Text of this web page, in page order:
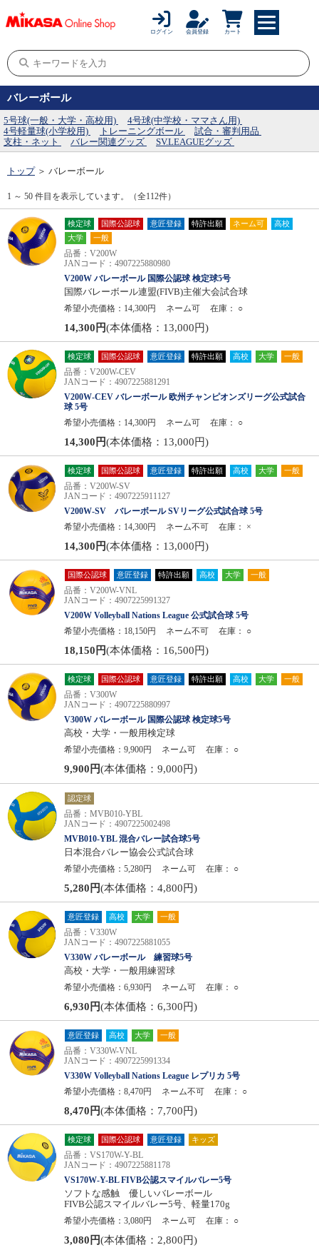
ログイン 会員登録 カート
バレーボール
5号球(一般・大学・高校用)
4号球(中学校・ママさん用)
4号軽量球(小学校用)
トレーニングボール
試合・審判用品
支柱・ネット
バレー関連グッズ SV.LEAGUEグッズ
トップ ＞ バレーボール
1 ～ 50 件目を表示しています。（全112件）
検定球 国際公認球 意匠登録 特許出願 ネーム可
高校
大学
一般
品番：V200W
JANコード：4907225880980
V200W バレーボール 国際公認球 検定球5号
国際バレーボール連盟(FIVB)主催大会試合球
希望小売価格：14,300円
ネーム可 在庫： ○
14,300円(本体価格：13,000円)
検定球 国際公認球 意匠登録 特許出願 高校 大学 一般
品番：V200W-CEV
JANコード：4907225881291
V200W-CEV バレーボール 欧州チャンピオンズリーグ公式試合
球 5号
希望小売価格：14,300円
ネーム可 在庫： ○
14,300円(本体価格：13,000円)
検定球 国際公認球 意匠登録 特許出願 高校 大学 一般
品番：V200W-SV
JANコード：4907225911127
V200W-SV バレーボール SVリーグ公式試合球 5号
希望小売価格：14,300円
ネーム不可 在庫： ×
14,300円(本体価格：13,000円)
国際公認球 意匠登録 特許出願 高校 大学 一般
品番：V200W-VNL
JANコード：4907225991327
V200W Volleyball Nations League 公式試合球 5号
希望小売価格：18,150円
ネーム不可 在庫： ○
18,150円(本体価格：16,500円)
検定球 国際公認球 意匠登録 特許出願 高校 大学 一般
品番：V300W
JANコード：4907225880997
V300W バレーボール 国際公認球 検定球5号
高校・大学・一般用検定球
希望小売価格：9,900円
ネーム可 在庫： ○
9,900円(本体価格：9,000円)
認定球
品番：MVB010-YBL
JANコード：4907225002498
MVB010-YBL 混合バレー試合球5号
日本混合バレー協会公式試合球
希望小売価格：5,280円
ネーム可 在庫： ○
5,280円(本体価格：4,800円)
意匠登録 高校 大学 一般
品番：V330W
JANコード：4907225881055
V330W バレーボール 練習球5号
高校・大学・一般用練習球
希望小売価格：6,930円
ネーム可 在庫： ○
6,930円(本体価格：6,300円)
意匠登録 高校 大学 一般
品番：V330W-VNL
JANコード：4907225991334
V330W Volleyball Nations League レプリカ 5号
希望小売価格：8,470円
ネーム不可 在庫： ○
8,470円(本体価格：7,700円)
検定球 国際公認球 意匠登録 キッズ
品番：VS170W-Y-BL
JANコード：4907225881178
VS170W-Y-BL FIVB公認スマイルバレー5号
ソフトな感触 優しいバレーボール
FIVB公認スマイルバレー5号、軽量170g
希望小売価格：3,080円
ネーム可 在庫： ○
3,080円(本体価格：2,800円)